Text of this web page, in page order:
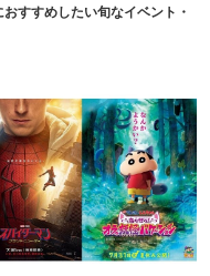
すすめしたい旬なイベント・